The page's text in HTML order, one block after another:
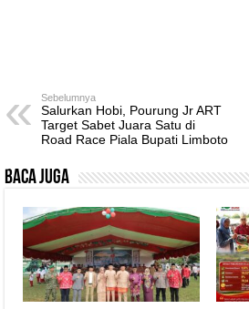
Sebelumnya
Salurkan Hobi, Pourung Jr ART
Target Sabet Juara Satu di
Road Race Piala Bupati Limboto
Baca Juga